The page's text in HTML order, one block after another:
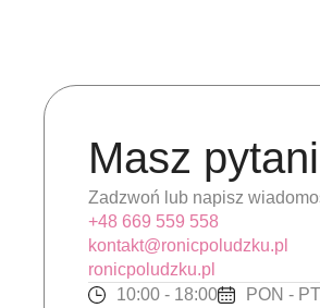
Masz
Zadzwoń lub napisz
+48 669 559 558
kontakt@ronicpoludzku.pl
ronicpoludzku.pl
10:00 - 18:00
PON - PT